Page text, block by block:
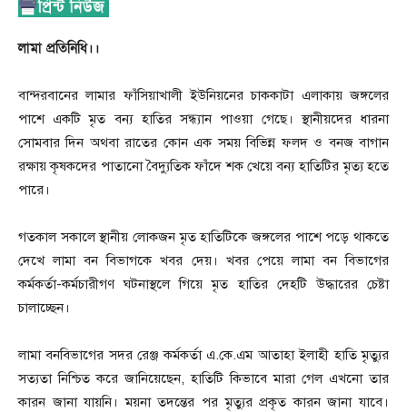
লামা প্রতিনিধি।।
বান্দরবানের লামার ফাঁসিয়াখালী ইউনিয়নের চাককাটা এলাকায় জঙ্গলের
পাশে একটি মৃত বন্য হাতির সন্ধ্যান পাওয়া গেছে। স্থানীয়দের ধারনা
সোমবার দিন অথবা রাতের কোন এক সময় বিভিন্ন ফলদ ও বনজ বাগান
রক্ষায় কৃষকদের পাতানো বৈদ্যুতিক ফাঁদে শক খেয়ে বন্য হাতিটির মৃত্য হতে
পারে।
গতকাল সকালে স্থানীয় লোকজন মৃত হাতিটিকে জঙ্গলের পাশে পড়ে থাকতে
দেখে লামা বন বিভাগকে খবর দেয়। খবর পেয়ে লামা বন বিভাগের
কর্মকর্তা-কর্মচারীগণ ঘটনাস্থলে গিয়ে মৃত হাতির দেহটি উদ্ধারের চেষ্টা
চালাচ্ছেন।
লামা বনবিভাগের সদর রেঞ্জ কর্মকর্তা এ.কে.এম আতাহা ইলাহী হাতি মৃত্যুর
সত্যতা নিশ্চিত করে জানিয়েছেন, হাতিটি কিভাবে মারা গেল এখনো তার
কারন জানা যায়নি। ময়না তদন্তের পর মৃত্যুর প্রকৃত কারন জানা যাবে।